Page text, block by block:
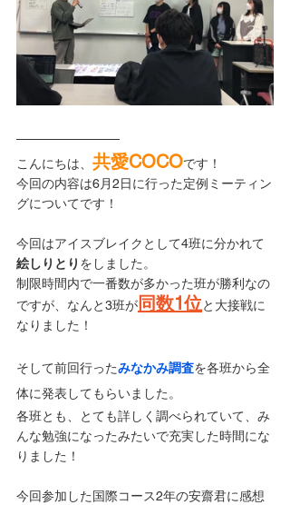
こんにちは、 共愛COCOです！
今回の内容は6月2日に行った定例ミーティン
グについてです！
今回はアイスブレイクとして4班に分かれて
絵しりとり をしました。
制限時間内で一番数が多かった班が勝利なの
ですが、なんと3班が 同数1位と大接戦に
なりました！
そして前回行ったみなかみ調査を各班から全
体に発表してもらいました。
各班とも、とても詳しく調べられていて、み
んな勉強になったみたいで充実した時間にな
りました！
今回参加した国際コース2年の安齋君に感想